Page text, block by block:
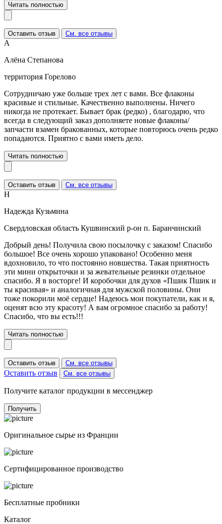
Читать полностью
Оставить отзыв См. все отзывы
А
Алёна Степанова
территория Горелово
Сотрудничаю уже больше трех лет с вами. Все флаконы
красивые и стильные. Качественно выполнены. Ничего
никогда не протекает. Бывает брак (редко) , благодарю, что
всегда в следующий заказ дополняете новые флаконы/
запчасти взамен бракованных, которые повторюсь очень редко
попадаются. Приятно с вами иметь дело.
Читать полностью
Оставить отзыв См. все отзывы
Н
Надежда Кузьмина
Свердловская область Кушвинский р-он п. Баранчинский
Добрый день! Получила свою посылочку с заказом! Спасибо
большое! Все очень хорошо упаковано! Особенно меня
вдохновило, то что постоянно новшества. Такая приятность
эти мини открыточки и за жевательные резинки отдельное
спасибо. Я в восторге! И коробочки для духов «Пшик Пшик и
ты красивая» и аналогичная для мужской половины. Они
тоже покорили моё сердце! Надеюсь мои покупатели, как и я,
оценят всю эту красоту! А вам огромное спасибо за работу!
Спасибо, что вы есть!!!
Читать полностью
Оставить отзыв См. все отзывы
Оставить отзыв См. все отзывы
Получите каталог продукции в мессенджер
Получить
Оригинальное сырье из Франции
Сертифицированное производство
Бесплатные пробники
Каталог